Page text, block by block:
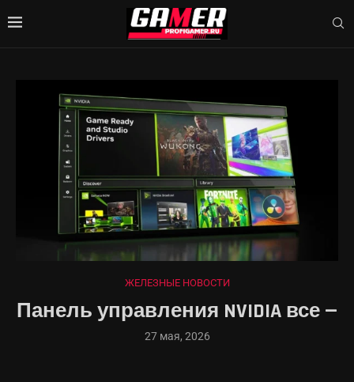
ЖЕЛЕЗНЫЕ НОВОСТИ
Панель управления NVIDIA все —
27 мая, 2026